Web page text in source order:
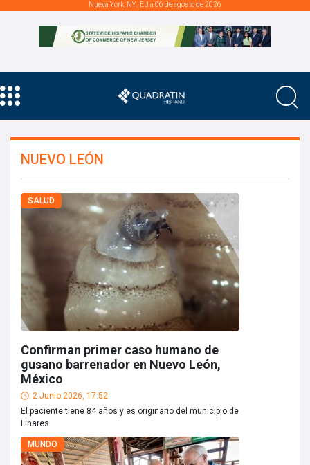
Nueva York, NY., EU a 06 de agosto de 2026
NUEVO LEÓN
SALUD
Confirman primer caso humano de
gusano barrenador en Nuevo León,
México
2 Junio 2026, 17:52
El paciente tiene 84 años y es originario del municipio de
Linares
MUNDO